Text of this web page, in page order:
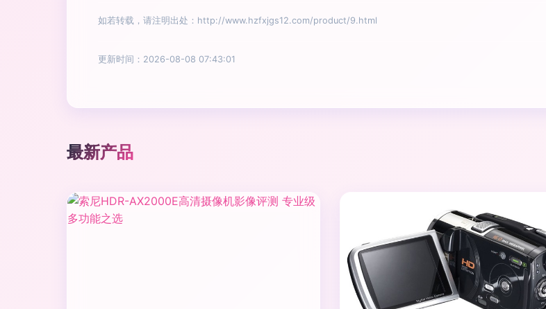
如若转载，请注明出处：http://www.hzfxjgs12.com/product/9.html
更新时间：2026-08-08 07:43:01
最新产品